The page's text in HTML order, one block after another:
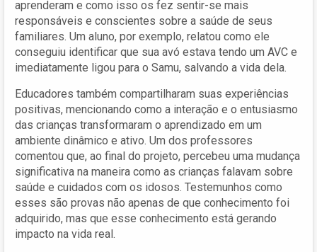
aprenderam e como isso os fez sentir-se mais
responsáveis e conscientes sobre a saúde de seus
familiares. Um aluno, por exemplo, relatou como ele
conseguiu identificar que sua avó estava tendo um AVC e
imediatamente ligou para o Samu, salvando a vida dela.
Educadores também compartilharam suas experiências
positivas, mencionando como a interação e o entusiasmo
das crianças transformaram o aprendizado em um
ambiente dinâmico e ativo. Um dos professores
comentou que, ao final do projeto, percebeu uma mudança
significativa na maneira como as crianças falavam sobre
saúde e cuidados com os idosos. Testemunhos como
esses são provas não apenas de que conhecimento foi
adquirido, mas que esse conhecimento está gerando
impacto na vida real.